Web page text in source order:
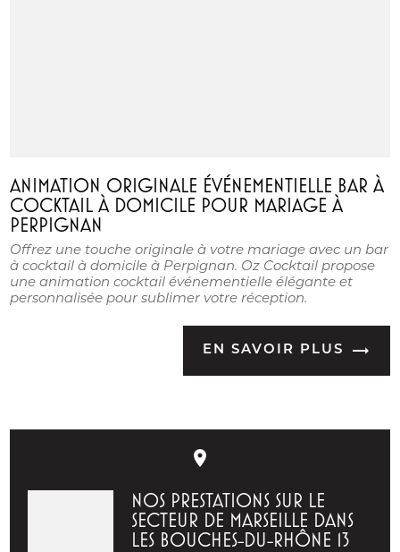
ANIMATION ORIGINALE ÉVÉNEMENTIELLE BAR À
COCKTAIL À DOMICILE POUR MARIAGE À
PERPIGNAN
Offrez une touche originale à votre mariage avec un bar
à cocktail à domicile à Perpignan. Oz Cocktail propose
une animation cocktail événementielle élégante et
personnalisée pour sublimer votre réception.
EN SAVOIR PLUS
place
NOS PRESTATIONS SUR LE
SECTEUR DE MARSEILLE DANS
LES BOUCHES-DU-RHÔNE 13